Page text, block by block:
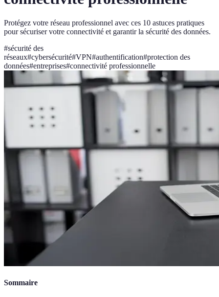
Protégez votre réseau professionnel avec ces 10 astuces pratiques
pour sécuriser votre connectivité et garantir la sécurité des données.
#sécurité des
réseaux#cybersécurité#VPN#authentification#protection des
données#entreprises#connectivité professionnelle
Sommaire